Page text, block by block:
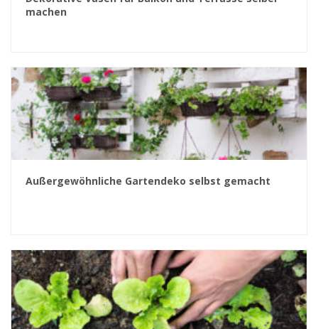
machen
Außergewöhnliche Gartendeko selbst gemacht